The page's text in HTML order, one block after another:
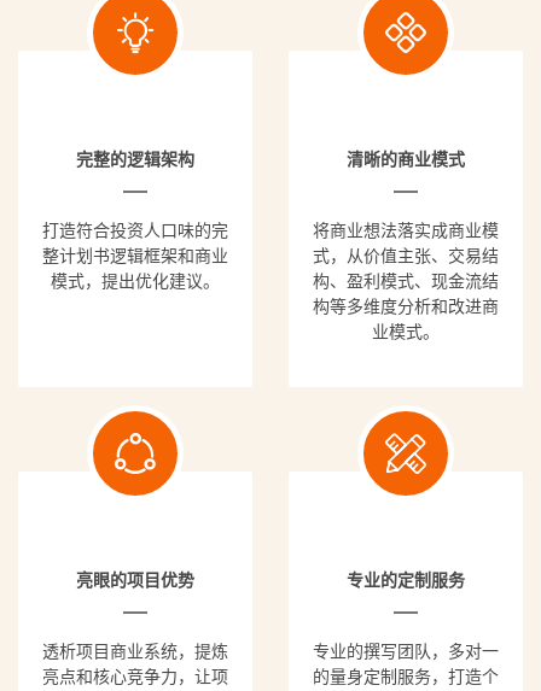
完整的逻辑架构
打造符合投资人口味的完
整计划书逻辑框架和商业
模式，提出优化建议。
清晰的商业模式
将商业想法落实成商业模
式，从价值主张、交易结
构、盈利模式、现金流结
构等多维度分析和改进商
业模式。
亮眼的项目优势
透析项目商业系统，提炼
亮点和核心竞争力，让项
专业的定制服务
专业的撰写团队，多对一
的量身定制服务，打造个